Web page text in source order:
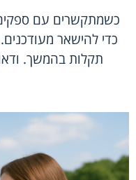
כשמתקשרים עם
כדי להישאר
תקלות בהמשך.